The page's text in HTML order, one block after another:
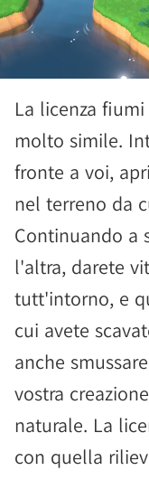
La licenza
molto simile.
fronte a voi,
nel terreno da
Continuando a
l'altra, darete
tutt'intorno, e
cui avete
anche
vostra
naturale. La
con quella